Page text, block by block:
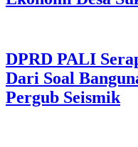
DPRD PALI
Dari Soal
Pergub Seismik